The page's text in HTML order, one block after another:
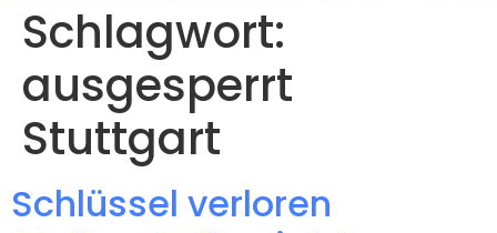
Schlagwort:
ausgesperrt
Stuttgart
Schlüssel verloren